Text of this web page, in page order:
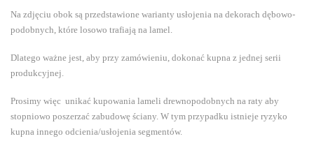
Na zdjęciu obok są przedstawione warianty usłojenia na dekorach dębowo-
podobnych, które losowo trafiają na lamel.
Dlatego ważne jest, aby przy zamówieniu, dokonać kupna z jednej serii
produkcyjnej.
Prosimy więc unikać kupowania lameli drewnopodobnych na raty aby
stopniowo poszerzać zabudowę ściany. W tym przypadku istnieje ryzyko
kupna innego odcienia/usłojenia segmentów.